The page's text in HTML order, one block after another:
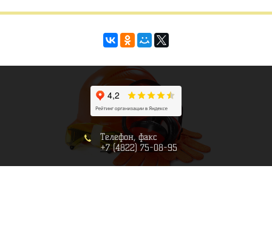
Телефон, факс
+7 (4822) 75-08-95